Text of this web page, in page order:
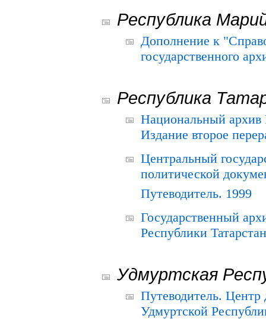
Республика
Дополнение к
государственного
Республика
Национальный архив
Издание второе
Центральный
политической
Путеводитель. 1999
Государственный
Республики
Удмуртская
Путеводитель.
Удмуртской